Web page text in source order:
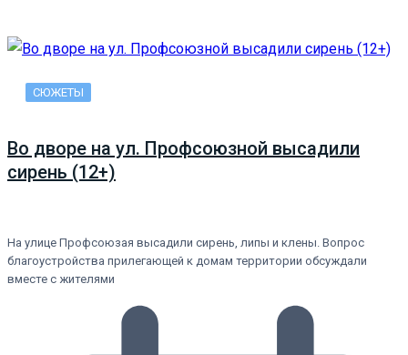
СЮЖЕТЫ
Во дворе на ул. Профсоюзной высадили
сирень (12+)
На улице Профсоюзая высадили сирень, липы и клены. Вопрос
благоустройства прилегающей к домам территории обсуждали
вместе с жителями